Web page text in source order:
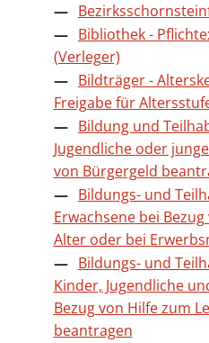
Bibliothek -
(Verleger)
Bildträger -
Freigabe für
Bildung und
Jugendliche oder
von Bürgergeld
Bildungs- und
Erwachsene bei
Alter oder bei
Bildungs- und
Kinder, Jugendliche
Bezug von Hilfe zum
beantragen